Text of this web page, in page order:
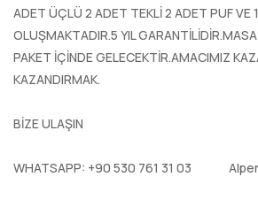
ADET ÜÇLÜ 2 ADET TEKLİ 2 ADET PUF VE
OLUŞMAKTADIR.5 YIL
PAKET İÇİNDE GELECEKTİR.AMACIMIZ
KAZANDIRMAK.
BİZE ULAŞIN
WHATSAPP: +90 530 761 31 03